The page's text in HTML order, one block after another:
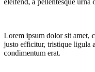
eleifend, a pellentesque
Lorem ipsum dolor sit amet,
justo efficitur, tristique ligula
condimentum erat.